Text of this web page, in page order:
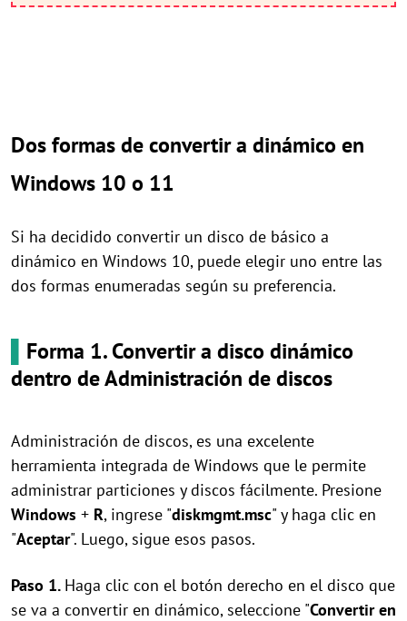
Dos formas de convertir a dinámico en
Windows 10 o 11
Si ha decidido convertir un disco de básico a
dinámico en Windows 10, puede elegir uno entre las
dos formas enumeradas según su preferencia.
Forma 1. Convertir a disco dinámico
dentro de Administración de discos
Administración de discos, es una excelente
herramienta integrada de Windows que le permite
administrar particiones y discos fácilmente. Presione
Windows + R, ingrese "diskmgmt.msc" y haga clic en
"Aceptar". Luego, sigue esos pasos.
Paso 1. Haga clic con el botón derecho en el disco que
se va a convertir en dinámico, seleccione "Convertir en